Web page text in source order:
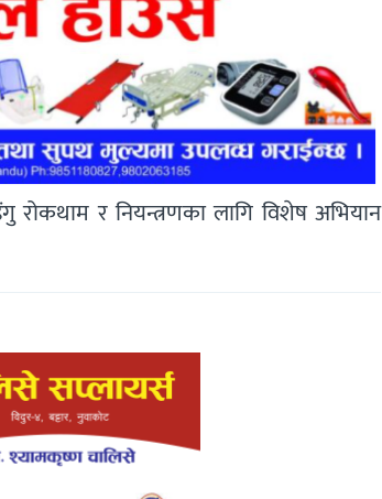
रोकथाम र नियन्त्रणका लागि विशेष अभियान